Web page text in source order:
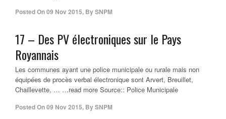
Posted On09 Nov 2015, BySNPM
17 – Des PV électroniques sur le Pays
Royannais
Les communes ayant une police municipale ou rurale mais non
équipées de procès verbal électronique sont Arvert, Breuillet,
Chaillevette, … …read more Source:: Police Municipale
Posted On09 Nov 2015, BySNPM